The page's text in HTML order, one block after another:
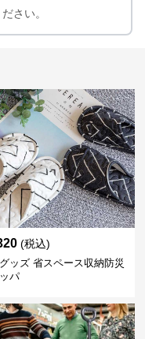
さい。
(税込)
ッズ 省スペース収納防災
パ